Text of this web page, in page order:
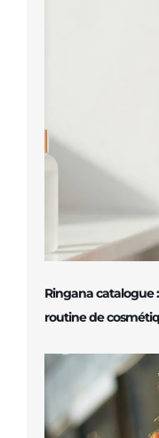
Ringana catalogue
routine de